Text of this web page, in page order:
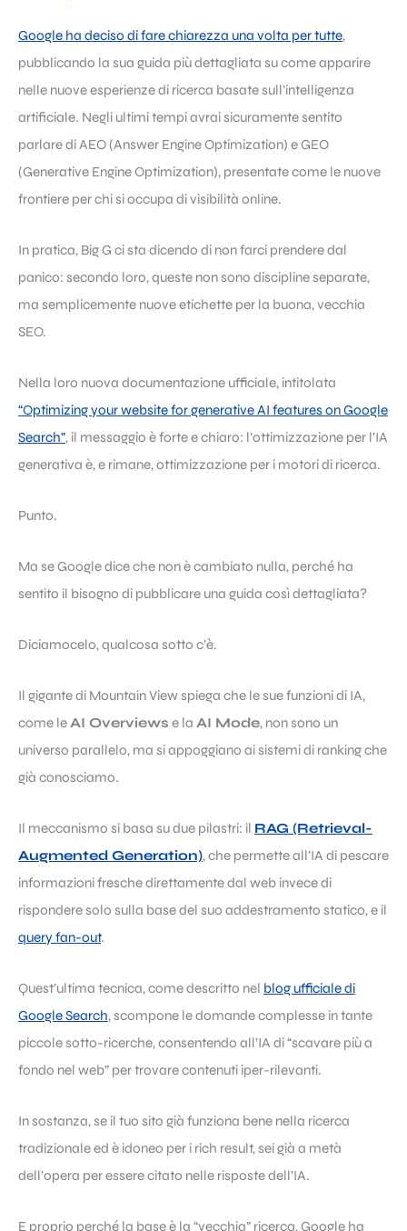
Google ha deciso di fare chiarezza una volta per tutte,
pubblicando la sua guida più dettagliata su come apparire
nelle nuove esperienze di ricerca basate sull’intelligenza
artificiale. Negli ultimi tempi avrai sicuramente sentito
parlare di AEO (Answer Engine Optimization) e GEO
(Generative Engine Optimization), presentate come le nuove
frontiere per chi si occupa di visibilità online.
In pratica, Big G ci sta dicendo di non farci prendere dal
panico: secondo loro, queste non sono discipline separate,
ma semplicemente nuove etichette per la buona, vecchia
SEO.
Nella loro nuova documentazione ufficiale, intitolata
“Optimizing your website for generative AI features on Google
Search”, il messaggio è forte e chiaro: l’ottimizzazione per l’IA
generativa è, e rimane, ottimizzazione per i motori di ricerca.
Punto.
Ma se Google dice che non è cambiato nulla, perché ha
sentito il bisogno di pubblicare una guida così dettagliata?
Diciamocelo, qualcosa sotto c’è.
Il gigante di Mountain View spiega che le sue funzioni di IA,
come leAI Overviews e la AI Mode, non sono un
universo parallelo, ma si appoggiano ai sistemi di ranking che
già conosciamo.
Il meccanismo si basa su due pilastri: il RAG (Retrieval-
Augmented Generation), che permette all’IA di pescare
informazioni fresche direttamente dal web invece di
rispondere solo sulla base del suo addestramento statico, e il
query fan-out.
Quest’ultima tecnica, come descritto nel blog ufficiale di
Google Search, scompone le domande complesse in tante
piccole sotto-ricerche, consentendo all’IA di “scavare più a
fondo nel web” per trovare contenuti iper-rilevanti.
In sostanza, se il tuo sito già funziona bene nella ricerca
tradizionale ed è idoneo per i rich result, sei già a metà
dell’opera per essere citato nelle risposte dell’IA.
E proprio perché la base è la “vecchia” ricerca, Google ha